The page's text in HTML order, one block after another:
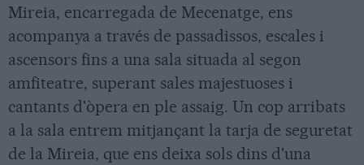
Mireia, encarregada de Mecenatge, ens
acompanya a través de passadissos, escales i
ascensors fins a una sala situada al segon
amfiteatre, superant sales majestuoses i
cantants d'òpera en ple assaig. Un cop arribats
a la sala entrem mitjançant la tarja de seguretat
de la Mireia, que ens deixa sols dins d'una